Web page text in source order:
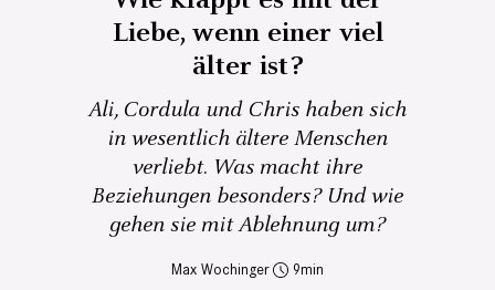
Liebe, wenn einer viel
älter ist?
Ali, Cordula und Chris haben sich
in wesentlich ältere Menschen
verliebt. Was macht ihre
Beziehungen besonders? Und wie
gehen sie mit Ablehnung um?
Max Wochinger 9